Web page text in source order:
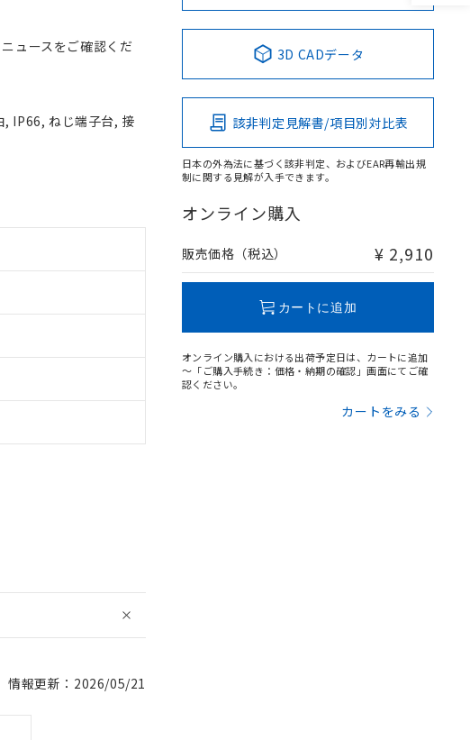
ュースをご確認くだ
IP66, ねじ端子台, 接
情報更新：2026/05/21
3D CADデータ
該非判定見解書/項目別対比表
日本の外為法に基づく該非判定、およびEAR再輸出規
制に関する見解が入手できます。
オンライン購入
販売価格（税込） ¥ 2,910
カートに追加
オンライン購入における出荷予定日は、カートに追加
～「ご購入手続き：価格・納期の確認」画面にてご確
認ください。
カートをみる